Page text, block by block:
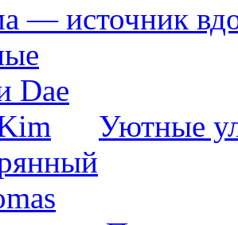
— источник
Уютные